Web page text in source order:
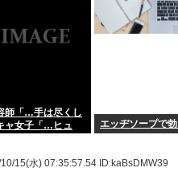
師「…手は尽くし
ャ女子「…ヒュ
エッヂソープで
15(水) 07:35:57.54 ID:kaBsDMW39